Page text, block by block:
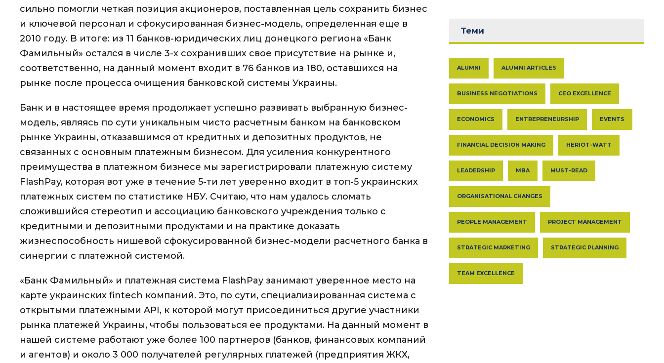
сильно помогли четкая позиция акционеров, поставленная цель сохранить бизнес
и ключевой персонал и сфокусированная бизнес-модель, определенная еще в
2010 году. В итоге: из 11 банков-юридических лиц донецкого региона «Банк
Фамильный» остался в числе 3-х сохранивших свое присутствие на рынке и,
соответственно, на данный момент входит в 76 банков из 180, оставшихся на
рынке после процесса очищения банковской системы Украины.
Банк и в настоящее время продолжает успешно развивать выбранную бизнес-
модель, являясь по сути уникальным чисто расчетным банком на банковском
рынке Украины, отказавшимся от кредитных и депозитных продуктов, не
связанных с основным платежным бизнесом. Для усиления конкурентного
преимущества в платежном бизнесе мы зарегистрировали платежную систему
FlashPay, которая вот уже в течение 5-ти лет уверенно входит в топ-5 украинских
платежных систем по статистике НБУ. Считаю, что нам удалось сломать
сложившийся стереотип и ассоциацию банковского учреждения только с
кредитными и депозитными продуктами и на практике доказать
жизнеспособность нишевой сфокусированной бизнес-модели расчетного банка в
синергии с платежной системой.
«Банк Фамильный» и платежная система FlashPay занимают уверенное место на
карте украинских fintech компаний. Это, по сути, специализированная система с
открытыми платежными API, к которой могут присоединиться другие участники
рынка платежей Украины, чтобы пользоваться ее продуктами. На данный момент в
нашей системе работают уже более 100 партнеров (банков, финансовых компаний
и агентов) и около 3 000 получателей регулярных платежей (предприятия ЖКХ,
Теми
ALUMNI ALUMNI ARTICLES
BUSINESS NEGOTIATIONS CEO EXCELLENCE
ECONOMICS ENTREPRENEURSHIP EVENTS
FINANCIAL DECISION MAKING HERIOT-WATT
LEADERSHIP MBA MUST-READ
ORGANISATIONAL CHANGES
PEOPLE MANAGEMENT PROJECT MANAGEMENT
STRATEGIC MARKETING STRATEGIC PLANNING
TEAM EXCELLENCE